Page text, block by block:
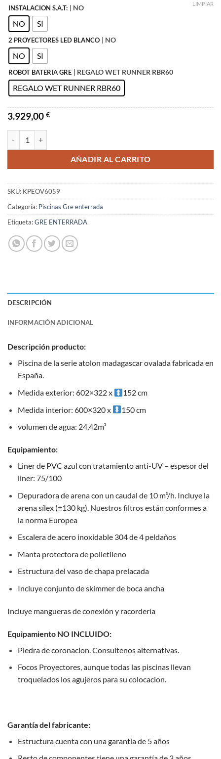
INSTALACION S.A.T: | NO
NO SI
2 PROYECTORES LED BLANCO | NO
NO SI
ROBOT BATERIA GRE | REGALO WET RUNNER RBR60
REGALO WET RUNNER RBR60
LIMPIAR
3.929,00 €
AÑADIR AL CARRITO
SKU: KPEOV6059
Categoría: Piscinas Gre enterrada
Etiqueta:GRE ENTERRADA
DESCRIPCIÓN
INFORMACIÓN ADICIONAL
Descripción producto:
Piscina de la serie atolon madagascar ovalada fabricada en
España.
Medida exterior: 602×322 x
152 cm
Medida interior: 600×320 x
150 cm
volumen de agua: 24,42m³
Equipamiento:
Liner de PVC azul con tratamiento anti-UV – espesor del
liner: 75/100
Depuradora de arena con un caudal de 10 m³/h. Incluye la
arena sílex (±130 kg). Nuestros filtros están conformes a
la norma Europea
Escalera de acero inoxidable 304 de 4 peldaños
Manta protectora de polietileno
Estructura del vaso de chapa prelacada
Incluye conjunto de skimmer de boca ancha
Incluye mangueras de conexión y racordería
Equipamiento NO INCLUIDO:
Piedra de coronacion. Consultenos alternativas.
Focos Proyectores, aunque todas las piscinas llevan
troquelados los agujeros para su colocacion.
Garantía del fabricante:
Estructura cuenta con una garantía de 5 años